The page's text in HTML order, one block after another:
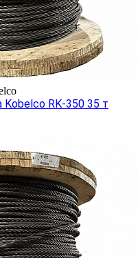
Kobelco RK-350 35 т